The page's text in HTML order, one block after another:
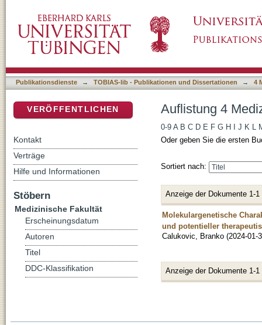
Publikationsdienste → TOBIAS-lib - Publikationen und Dissertationen → 4
Auflistung 4
0-9 A B C D E F G H J K L
Oder geben Sie die ersten
Sortiert nach:
Anzeige der Dokumente 1-1
Molekulargenetische
und potentieller
Calukovic, Branko (2024-01-
Anzeige der Dokumente 1-1
VERÖFFENTLICHEN
Kontakt
Verträge
Hilfe und Informationen
Stöbern
Medizinische Fakultät
Erscheinungsdatum
Autoren
Titel
DDC-Klassifikation